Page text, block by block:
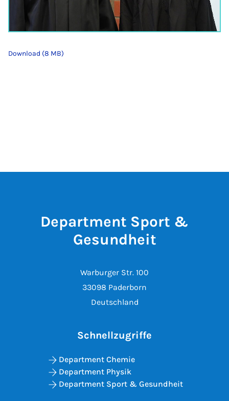
Download (8 MB)
Department Sport &
Gesundheit
Warburger Str. 100
33098 Paderborn
Deutschland
Schnellzugriffe
Department Chemie
Department Physik
Department Sport & Gesundheit